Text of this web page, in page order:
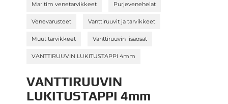
Maritim venetarvikkeet Purjevenehelat
Venevarusteet Vanttiruuvit ja tarvikkeet
Muut tarvikkeet Vanttiruuvin lisäosat
VANTTIRUUVIN LUKITUSTAPPI 4mm
VANTTIRUUVIN
LUKITUSTAPPI 4mm